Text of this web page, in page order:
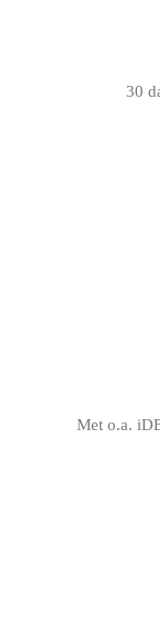
30
Met o.a.